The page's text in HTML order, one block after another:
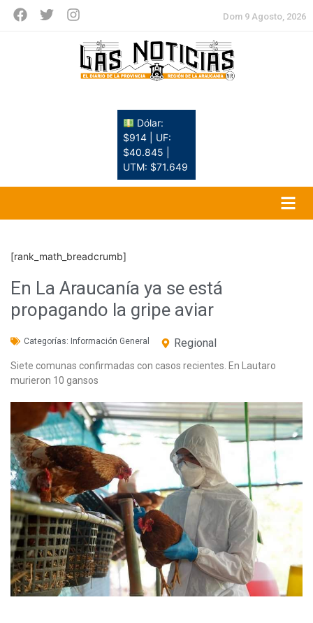
Dom 9 Agosto, 2026
Dólar:
$914 | UF:
$40.845 |
UTM: $71.649
[rank_math_breadcrumb]
En La Araucanía ya se está
propagando la gripe aviar
Categorías: Información General Regional
Siete comunas confirmadas con casos recientes. En Lautaro
murieron 10 gansos